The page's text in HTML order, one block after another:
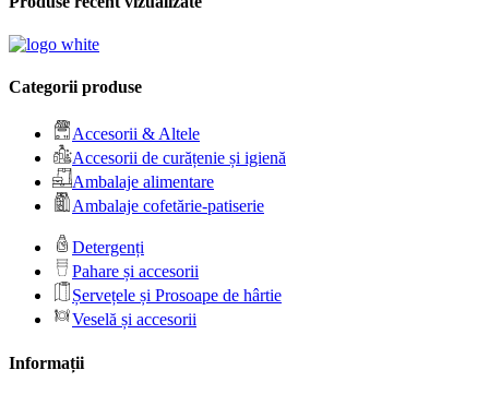
Categorii produse
Accesorii & Altele
Accesorii de curățenie și igienă
Ambalaje alimentare
Ambalaje cofetărie-patiserie
Detergenți
Pahare și accesorii
Șervețele și Prosoape de hârtie
Veselă și accesorii
Informații